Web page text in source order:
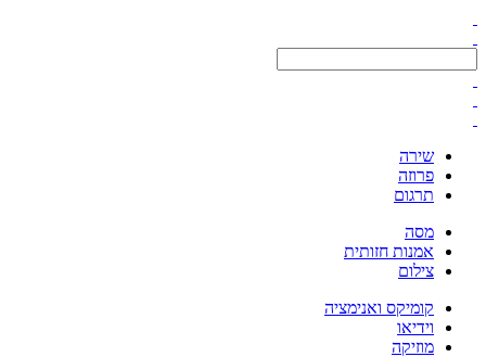
שירה
פרוזה
תרגום
מסה
אמנות חזותית
צילום
קומיקס ואנימציה
וידיאו
מוזיקה